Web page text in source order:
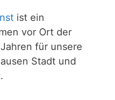
ist ein
vor Ort der
für unsere
Stadt und